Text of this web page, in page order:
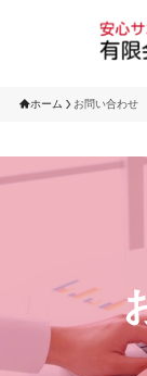
ホーム お問い合わせ